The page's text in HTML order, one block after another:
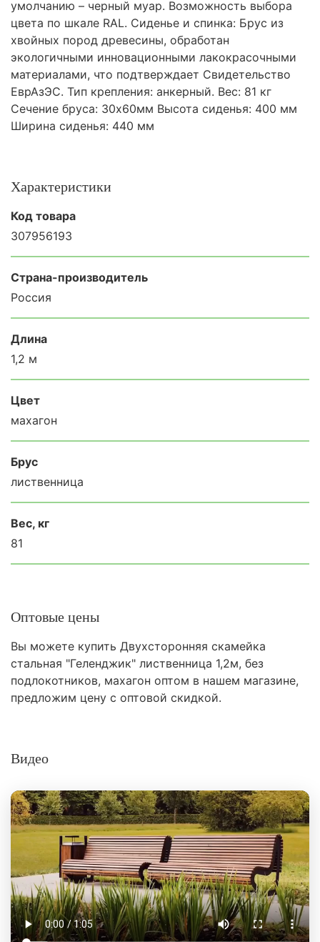
умолчанию – черный муар. Возможность выбора
цвета по шкале RAL. Сиденье и спинка: Брус из
хвойных пород древесины, обработан
экологичными инновационными лакокрасочными
материалами, что подтверждает Свидетельство
ЕврАзЭС. Тип крепления: анкерный. Вес: 81 кг
Сечение бруса: 30х60мм Высота сиденья: 400 мм
Ширина сиденья: 440 мм
Характеристики
Код товара
307956193
Страна-производитель
Россия
Длина
1,2 м
Цвет
махагон
Брус
лиственница
Вес, кг
81
Оптовые цены
Вы можете купить Двухсторонняя скамейка
стальная "Геленджик" лиственница 1,2м, без
подлокотников, махагон оптом в нашем магазине,
предложим цену с оптовой скидкой.
Видео